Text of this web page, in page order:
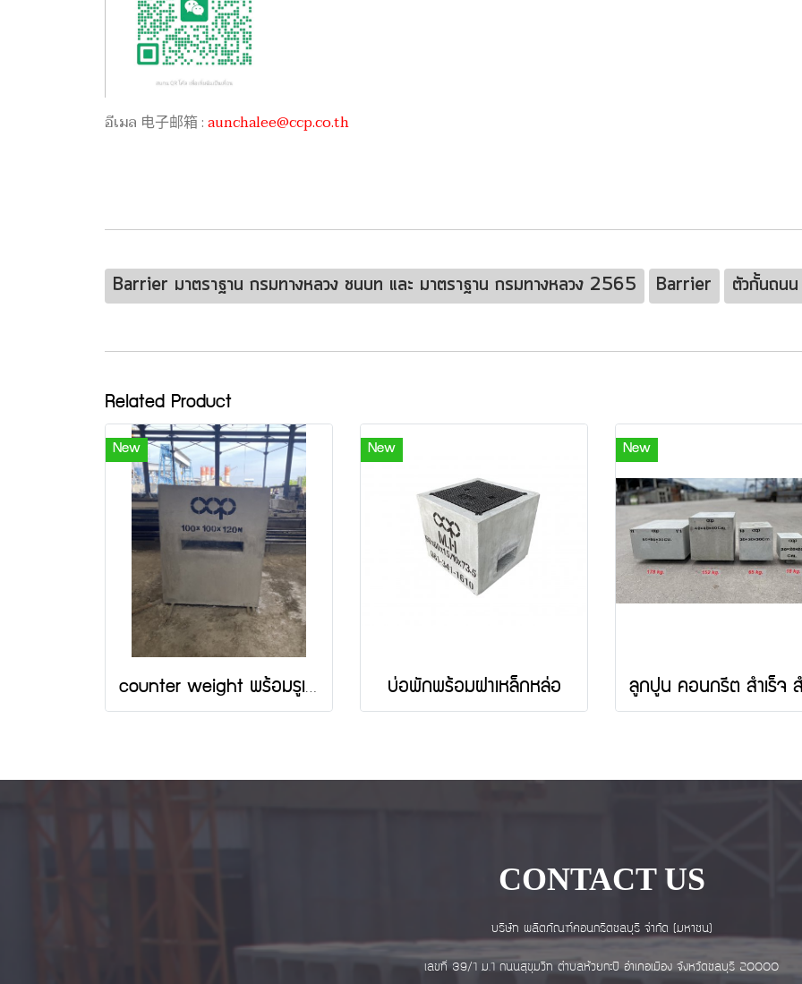
อีเมล 电子邮箱 :aunchalee@ccp.co.th
Barrier มาตราฐาน กรมทางหลวง ชนบท และ มาตราฐาน กรมทางหลวง 2565 Barrier ตัวกั้นถนน
Related Product
New
counter weight พร้อมรูเสียบงา รถโฟล์คลิฟท์
New
บ่อพักพร้อมฝาเหล็กหล่อ
New
CONTACT US
บริษัท ผลิตภัณฑ์คอนกรีตชลบุรี จำกัด (มหาชน)
เลขที่ 39/1 ม.1 ถนนสุขุมวิท ตำบลห้วยกะปิ อำเภอเมือง จังหวัดชลบุรี 20000